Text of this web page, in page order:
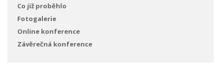
Co již proběhlo
Fotogalerie
Online konference
Závěrečná konference